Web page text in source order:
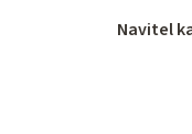
Navitel